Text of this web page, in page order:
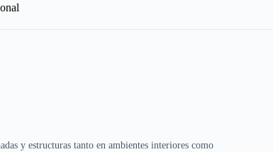
y estructuras tanto en ambientes interiores como